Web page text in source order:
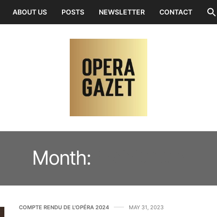
ABOUT US POSTS NEWSLETTER CONTACT
Month:
COMPTE RENDU DE L'OPÉRA 2024 MAY 31, 2023